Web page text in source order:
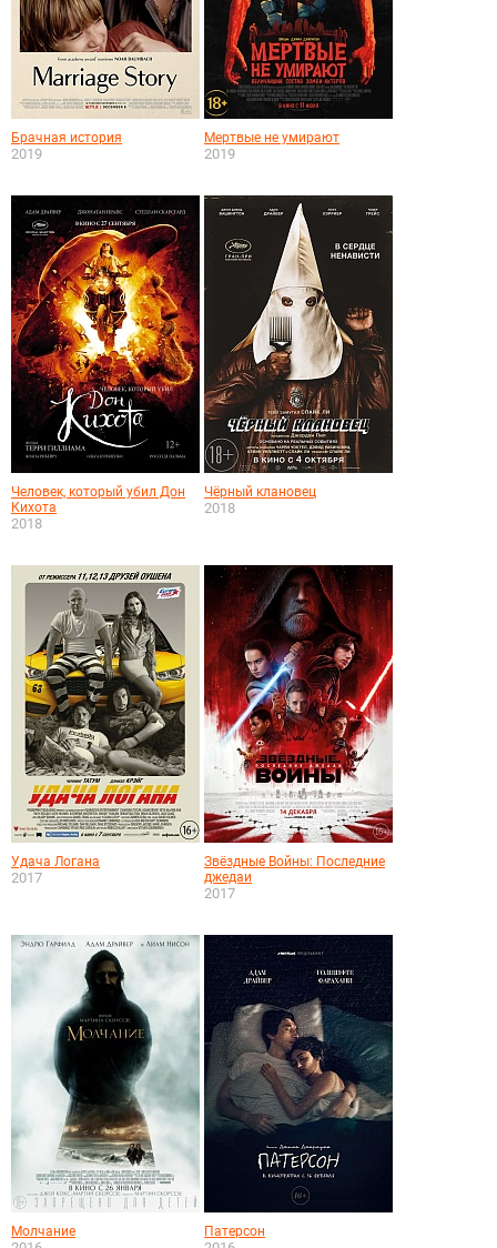
Брачная история
2019
Мертвые не умирают
2019
Человек, который убил Дон
Кихота
2018
Чёрный клановец
2018
Удача Логана
2017
Звёздные Войны: Последние
джедаи
2017
Молчание Патерсон